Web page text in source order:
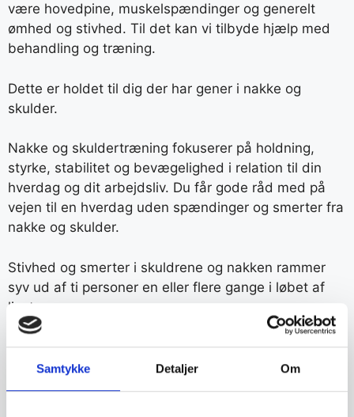
Samtykke Detaljer Om
være hovedpine, muskelspændinger og generelt
ømhed og stivhed. Til det kan vi tilbyde hjælp med
behandling og træning.
Dette er holdet til dig der har gener i nakke og
skulder.
Nakke og skuldertræning fokuserer på holdning,
styrke, stabilitet og bevægelighed i relation til din
hverdag og dit arbejdsliv. Du får gode råd med på
vejen til en hverdag uden spændinger og smerter fra
nakke og skulder.
Stivhed og smerter i skuldrene og nakken rammer
syv ud af ti personer en eller flere gange i løbet af
livet.
For nogle kan nakke- ogskuldersmerteropstå
pludseligt. Som regel kommer smerterne dog
gradvist. Det sker ofte på grund af en række